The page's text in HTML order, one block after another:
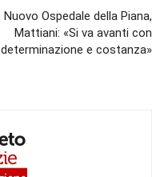
Nuovo Ospedale della Piana,
Mattiani: «Si va avanti con
determinazione e costanza»